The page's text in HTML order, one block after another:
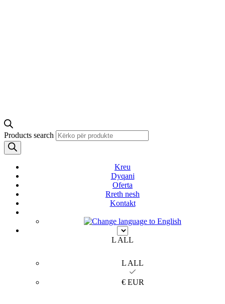
Products search
Kreu
Dyqani
Oferta
Rreth nesh
Kontakt
L ALL
L ALL
€ EUR